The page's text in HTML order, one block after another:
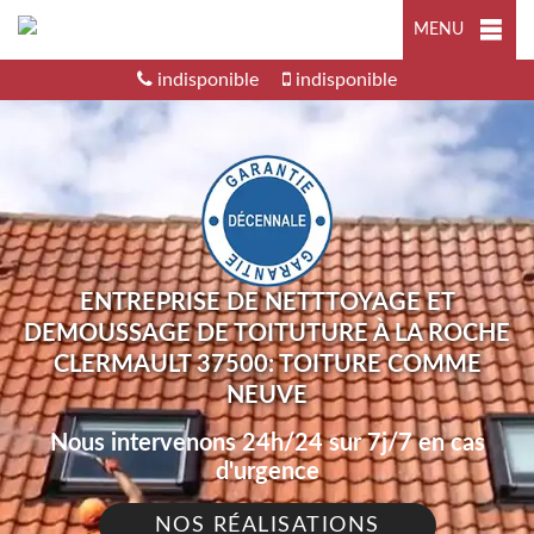
MENU
indisponible indisponible
ENTREPRISE DE NETTTOYAGE ET
DEMOUSSAGE DE TOITUTURE À LA ROCHE
CLERMAULT 37500: TOITURE COMME
NEUVE
Nous intervenons 24h/24 sur 7j/7 en cas
d'urgence
NOS RÉALISATIONS